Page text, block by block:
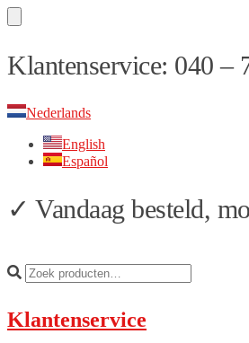
Skip
to
Skip
to
Klantenservice: 040 –
Nederlands
English
Español
✓ Vandaag besteld,
Klantenservice